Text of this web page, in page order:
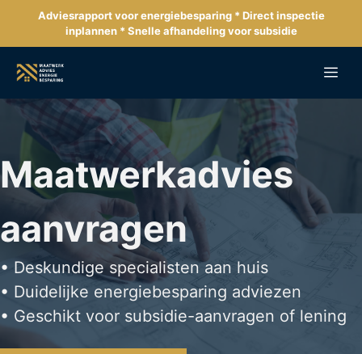
de
inhoud
Adviesrapport voor energiebesparing * Direct inspectie
inplannen * Snelle afhandeling voor subsidie
Maatwerkadvies
aanvragen
• Deskundige specialisten aan huis
• Duidelijke energiebesparing adviezen
• Geschikt voor subsidie-aanvragen of lening